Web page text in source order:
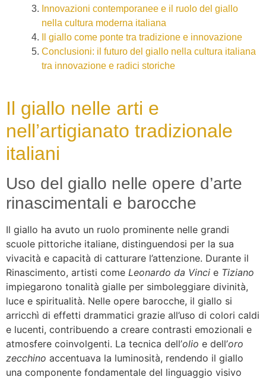
Innovazioni contemporanee e il ruolo del giallo
nella cultura moderna italiana
Il giallo come ponte tra tradizione e innovazione
Conclusioni: il futuro del giallo nella cultura italiana
tra innovazione e radici storiche
Il giallo nelle arti e
nell’artigianato tradizionale
italiani
Uso del giallo nelle opere d’arte
rinascimentali e barocche
Il giallo ha avuto un ruolo prominente nelle grandi
scuole pittoriche italiane, distinguendosi per la sua
vivacità e capacità di catturare l’attenzione. Durante il
Rinascimento, artisti come Leonardo da Vinci e Tiziano
impiegarono tonalità gialle per simboleggiare divinità,
luce e spiritualità. Nelle opere barocche, il giallo si
arricchì di effetti drammatici grazie all’uso di colori caldi
e lucenti, contribuendo a creare contrasti emozionali e
atmosfere coinvolgenti. La tecnica dell’olio e dell’oro
zecchino accentuava la luminosità, rendendo il giallo
una componente fondamentale del linguaggio visivo